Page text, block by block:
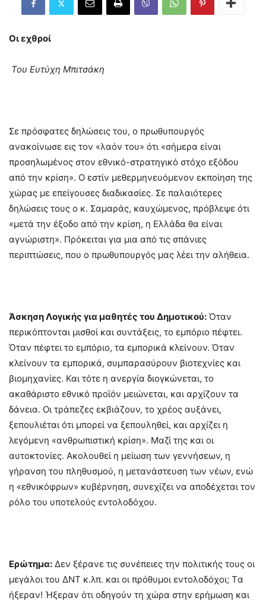
Οι εχθροί
Του Ευτύχη Μπιτσάκη
Σε πρόσφατες δηλώσεις του, ο πρωθυπουργός
ανακοίνωσε εις τον «λαόν του» ότι «σήμερα είναι
προσηλωμένος στον εθνικό-στρατηγικό στόχο εξόδου
από την κρίση». Ο εστίν μεθερμηνευόμενον εκποίηση της
χώρας με επείγουσες διαδικασίες. Σε παλαιότερες
δηλώσεις τους ο κ. Σαμαράς, καυχώμενος, πρόβλεψε ότι
«μετά την έξοδο από την κρίση, η Ελλάδα θα είναι
αγνώριστη». Πρόκειται για μια από τις σπάνιες
περιπτώσεις, που ο πρωθυπουργός μας λέει την αλήθεια.
Άσκηση Λογικής για μαθητές του Δημοτικού: Όταν
περικόπτονται μισθοί και συντάξεις, το εμπόριο πέφτει.
Όταν πέφτει το εμπόριο, τα εμπορικά κλείνουν. Όταν
κλείνουν τα εμπορικά, συμπαρασύρουν βιοτεχνίες και
βιομηχανίες. Και τότε η ανεργία διογκώνεται, το
ακαθάριστο εθνικό προϊόν μειώνεται, και αρχίζουν τα
δάνεια. Οι τράπεζες εκβιάζουν, το χρέος αυξάνει,
ξεπουλιέται ότι μπορεί να ξεπουληθεί, και αρχίζει η
λεγόμενη «ανθρωπιστική κρίση». Μαζί της και οι
αυτοκτονίες. Ακολουθεί η μείωση των γεννήσεων, η
γήρανση του πληθυσμού, η μετανάστευση των νέων, ενώ
η «εθνικόφρων» κυβέρνηση, συνεχίζει να αποδέχεται τον
ρόλο του υποτελούς εντολοδόχου.
Ερώτημα: Δεν ξέρανε τις συνέπειες την πολιτικής τους οι
μεγάλοι του ΔΝΤ κ.λπ. και οι πρόθυμοι εντολοδόχοι; Tα
ήξεραν! Ήξεραν ότι οδηγούν τη χώρα στην ερήμωση και